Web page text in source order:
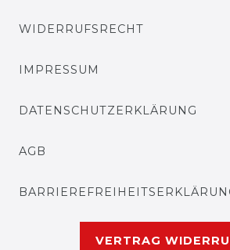
WIDERRUFSRECHT
IMPRESSUM
DATENSCHUTZERKLÄRUNG
AGB
VERTRAG